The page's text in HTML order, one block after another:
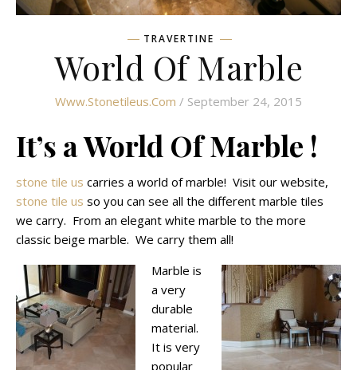
TRAVERTINE
World Of Marble
Www.stonetileus.com / September 24, 2015
It’s a World Of Marble !
stone tile us carries a world of marble! Visit our website,
stone tile us so you can see all the different marble tiles
we carry. From an elegant white marble to the more
classic beige marble. We carry them all!
Marble is
a very
durable
material.
It is very
popular